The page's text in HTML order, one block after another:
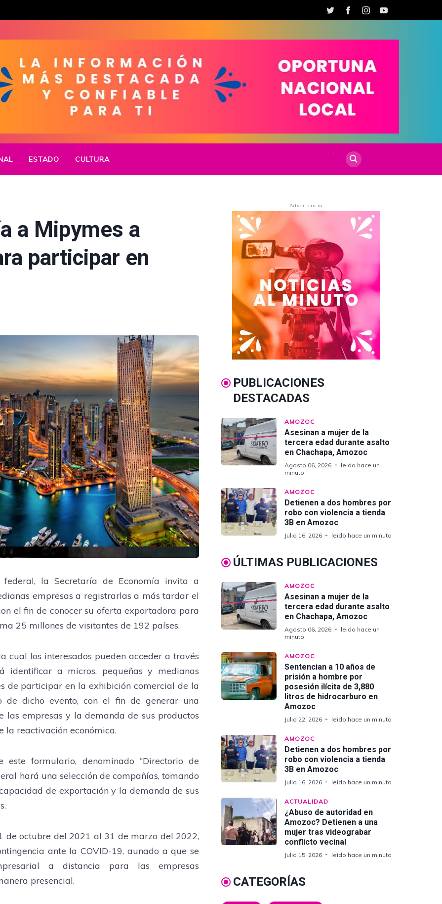
ESTADO CULTURA
a Mipymes a
participar en
la Secretaría de Economía invita a
empresas a registrarlas a más tardar el
el fin de conocer su oferta exportadora para
25 millones de visitantes de 192 países.
cual los interesados pueden acceder a través
identificar a micros, pequeñas y medianas
de participar en la exhibición comercial de la
de dicho evento, con el fin de generar una
las empresas y la demanda de sus productos
la reactivación económica.
formulario, denominado “Directorio de
hará una selección de compañías, tomando
de exportación y la demanda de sus
de octubre del 2021 al 31 de marzo del 2022,
ante la COVID-19, aunado a que se
a distancia para las empresas
presencial.
- Advertencia -
PUBLICACIONES
DESTACADAS
AMOZOC
Asesinan a mujer de la
tercera edad durante asalto
en Chachapa, Amozoc
Agosto 06, 2026
leido hace un
minuto
AMOZOC
Detienen a dos hombres por
robo con violencia a tienda
3B en Amozoc
Julio 16, 2026 leido hace un minuto
ÚLTIMAS PUBLICACIONES
AMOZOC
Asesinan a mujer de la
tercera edad durante asalto
en Chachapa, Amozoc
Agosto 06, 2026
leido hace un
minuto
AMOZOC
Sentencian a 10 años de
prisión a hombre por
posesión ilícita de 3,880
litros de hidrocarburo en
Amozoc
Julio 22, 2026 leido hace un minuto
AMOZOC
Detienen a dos hombres por
robo con violencia a tienda
3B en Amozoc
Julio 16, 2026 leido hace un minuto
ACTUALIDAD
¿Abuso de autoridad en
Amozoc? Detienen a una
mujer tras videograbar
conflicto vecinal
Julio 15, 2026 leido hace un minuto
CATEGORÍAS